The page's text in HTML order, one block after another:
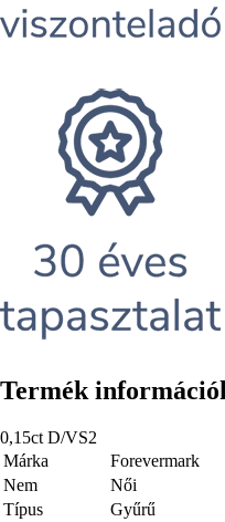
Termék
0,15ct D/VS2
Márka
Forevermark
Nem
Női
Típus
Gyűrű